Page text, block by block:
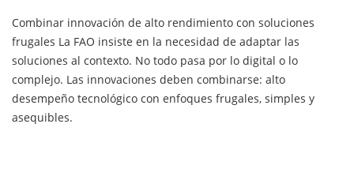
Combinar innovación de alto rendimiento con soluciones
frugales La FAO insiste en la necesidad de adaptar las
soluciones al contexto. No todo pasa por lo digital o lo
complejo. Las innovaciones deben combinarse: alto
desempeño tecnológico con enfoques frugales, simples y
asequibles.